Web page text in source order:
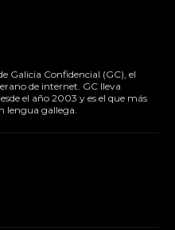
Galicia Confidencial (GC), el
de internet. GC lleva
el año 2003 y es el que más
lengua gallega.